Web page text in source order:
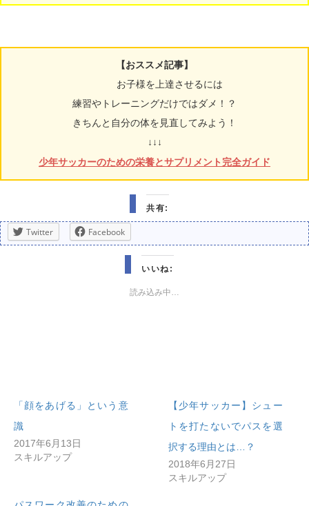
【おススメ記事】
お子様を上達させるには
練習やトレーニングだけではダメ！？
きちんと自分の体を見直してみよう！
↓↓↓
少年サッカーのための栄養とサプリメント完全ガイド
共有:
Twitter Facebook
いいね:
読み込み中…
「顔をあげる」という意
識
2017年6月13日
スキルアップ
【少年サッカー】シュー
トを打たないでパスを選
択する理由とは…？
2018年6月27日
スキルアップ